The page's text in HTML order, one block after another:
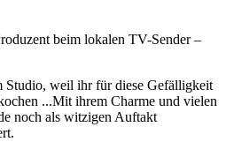
beim lokalen TV-Sender –
Studio, weil ihr für diese Gefälligkeit
...Mit ihrem Charme und vielen
noch als witzigen Auftakt